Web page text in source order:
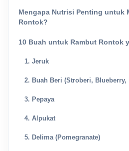
Mengapa Nutrisi Penting untuk
Rontok?
10 Buah untuk Rambut Rontok
1. Jeruk
2. Buah Beri (Stroberi, Blueberry,
3. Pepaya
4. Alpukat
5. Delima (Pomegranate)